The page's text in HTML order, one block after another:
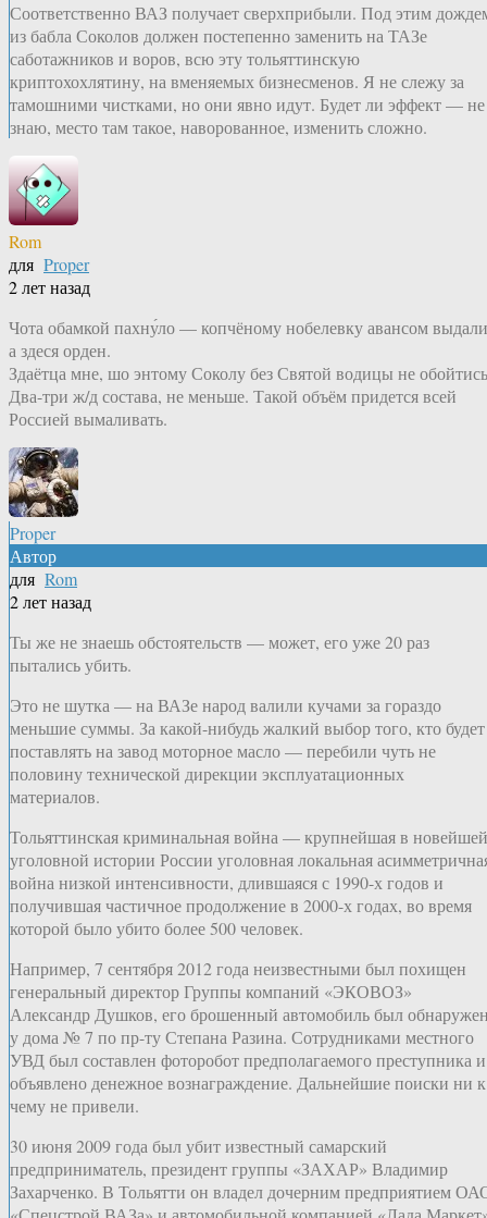
Соответственно ВАЗ получает сверхприбыли. Под этим
из бабла Соколов должен постепенно заменить на ТАЗе
саботажников и воров, всю эту тольяттинскую
криптохохлятину, на вменяемых бизнесменов. Я не слежу за
тамошними чистками, но они явно идут. Будет ли эффект — не
знаю, место там такое, наворованное, изменить сложно.
Rom
для Proper
2 лет назад
Чота обамкой пахну́ло — копчёному нобелевку авансом
а здеся орден.
Здаётца мне, шо энтому Соколу без Святой водицы не
Два-три ж/д состава, не меньше. Такой объём придется всей
Россией вымаливать.
Proper
Автор
для Rom
2 лет назад
Ты же не знаешь обстоятельств — может, его уже 20 раз
пытались убить.
Это не шутка — на ВАЗе народ валили кучами за гораздо
меньшие суммы. За какой-нибудь жалкий выбор того, кто будет
поставлять на завод моторное масло — перебили чуть не
половину технической дирекции эксплуатационных
материалов.
Тольяттинская криминальная война — крупнейшая в новейшей
уголовной истории России уголовная локальная
война низкой интенсивности, длившаяся с 1990-х годов и
получившая частичное продолжение в 2000-х годах, во время
которой было убито более 500 человек.
Например, 7 сентября 2012 года неизвестными был похищен
генеральный директор Группы компаний «ЭКОВОЗ»
Александр Душков, его брошенный автомобиль был
у дома № 7 по пр-ту Степана Разина. Сотрудниками местного
УВД был составлен фоторобот предполагаемого преступника и
объявлено денежное вознаграждение. Дальнейшие поиски ни к
чему не привели.
30 июня 2009 года был убит известный самарский
предприниматель, президент группы «ЗАХАР» Владимир
Захарченко. В Тольятти он владел дочерним предприятием